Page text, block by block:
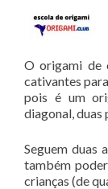
O origami de
cativantes
pois é um
diagonal, duas
Seguem duas
também
crianças (de